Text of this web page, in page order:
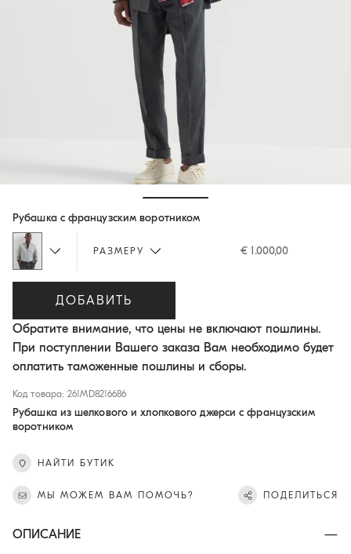
Рубашка с французским воротником
РАЗМЕРУ € 1.000,00
ДОБАВИТЬ
Обратите внимание, что цены не включают пошлины.
При поступлении Вашего заказа Вам необходимо будет
оплатить таможенные пошлины и сборы.
Код товара: 261MD8216686
Рубашка из шелкового и хлопкового джерси с французским
воротником
НАЙТИ БУТИК
МЫ МОЖЕМ ВАМ ПОМОЧЬ? ПОДЕЛИТЬСЯ
ОПИСАНИЕ